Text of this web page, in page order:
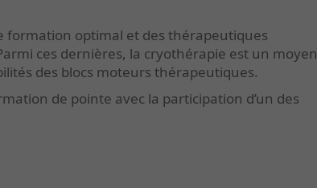
optimal et des thérapeutiques
ces dernières, la cryothérapie est un moyen
des blocs moteurs thérapeutiques.
de pointe avec la participation d’un des